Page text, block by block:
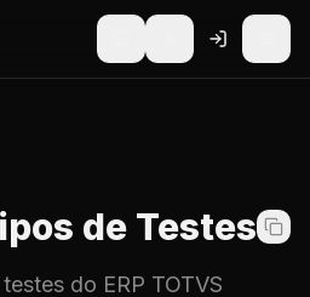
de Testes
do ERP TOTVS